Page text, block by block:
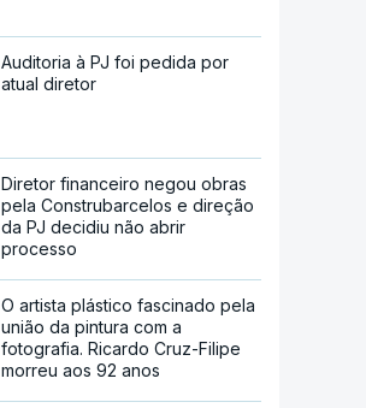
Auditoria à PJ foi pedida por
atual diretor
Diretor financeiro negou obras
pela Construbarcelos e direção
da PJ decidiu não abrir
processo
O artista plástico fascinado pela
união da pintura com a
fotografia. Ricardo Cruz-Filipe
morreu aos 92 anos